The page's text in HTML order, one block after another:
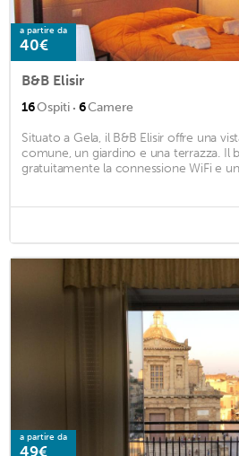
a partire da
40€
B&B Elisir
16Ospiti · 6Camere
Situato a Gela, il B&B Elisir offre una
comune, un giardino e una terrazza. Il
gratuitamente la connessione WiFi e
a partire da
49€